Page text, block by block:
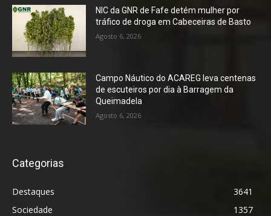
NIC da GNR de Fafe detém mulher por
tráfico de droga em Cabeceiras de Basto
Agosto 6, 2026
Campo Náutico do ACAREG leva centenas
de escuteiros por dia à Barragem da
Queimadela
Agosto 6, 2026
Categorias
Destaques
3641
Sociedade
1357